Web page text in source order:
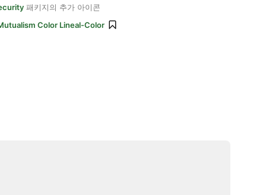
패키지의 추가 아이콘
Color Lineal-Color